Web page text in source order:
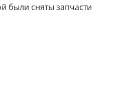
были сняты запчасти